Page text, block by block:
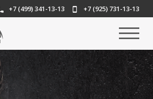
+7 (499) 341-13-13 +7 (925) 731-13-13